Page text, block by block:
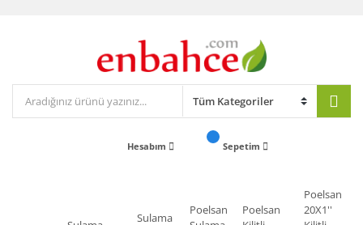
Hesabım Sepetim
Sulama
Poelsan
Poelsan
Poelsan
20X1''